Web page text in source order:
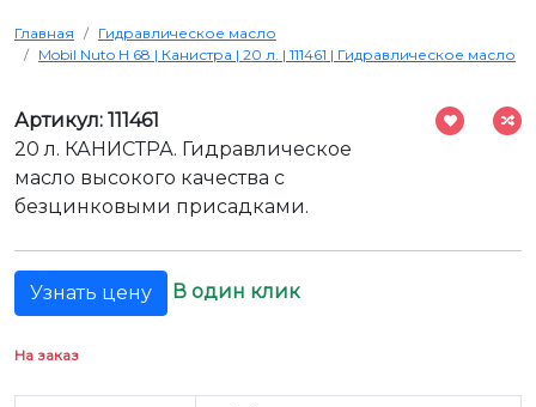
Главная
Гидравлическое масло
Mobil Nuto H 68 | Канистра | 20 л. | 111461 | Гидравлическое масло
Артикул: 111461
20 л. КАНИСТРА. Гидравлическое
масло высокого качества с
безцинковыми присадками.
Узнать цену В один клик
На заказ